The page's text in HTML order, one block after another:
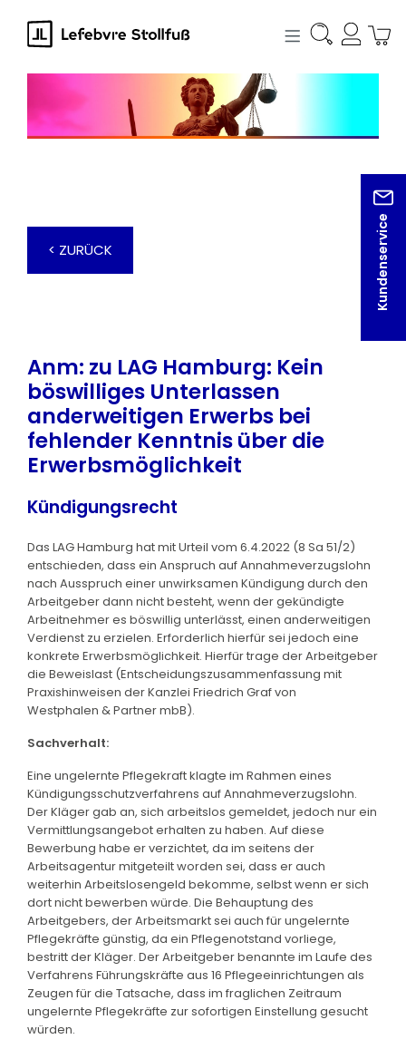
springen
Kundenservice
< ZURÜCK
Anm: zu LAG Hamburg: Kein
böswilliges Unterlassen
anderweitigen Erwerbs bei
fehlender Kenntnis über die
Erwerbsmöglichkeit
Kündigungsrecht
Das LAG Hamburg hat mit Urteil vom 6.4.2022 (8 Sa 51/2)
entschieden, dass ein Anspruch auf Annahmeverzugslohn
nach Ausspruch einer unwirksamen Kündigung durch den
Arbeitgeber dann nicht besteht, wenn der gekündigte
Arbeitnehmer es böswillig unterlässt, einen anderweitigen
Verdienst zu erzielen. Erforderlich hierfür sei jedoch eine
konkrete Erwerbsmöglichkeit. Hierfür trage der Arbeitgeber
die Beweislast (Entscheidungszusammenfassung mit
Praxishinweisen der Kanzlei Friedrich Graf von
Westphalen & Partner mbB).
Sachverhalt:
Eine ungelernte Pflegekraft klagte im Rahmen eines
Kündigungsschutzverfahrens auf Annahmeverzugslohn.
Der Kläger gab an, sich arbeitslos gemeldet, jedoch nur ein
Vermittlungsangebot erhalten zu haben. Auf diese
Bewerbung habe er verzichtet, da im seitens der
Arbeitsagentur mitgeteilt worden sei, dass er auch
weiterhin Arbeitslosengeld bekomme, selbst wenn er sich
dort nicht bewerben würde. Die Behauptung des
Arbeitgebers, der Arbeitsmarkt sei auch für ungelernte
Pflegekräfte günstig, da ein Pflegenotstand vorliege,
bestritt der Kläger. Der Arbeitgeber benannte im Laufe des
Verfahrens Führungskräfte aus 16 Pflegeeinrichtungen als
Zeugen für die Tatsache, dass im fraglichen Zeitraum
ungelernte Pflegekräfte zur sofortigen Einstellung gesucht
würden.